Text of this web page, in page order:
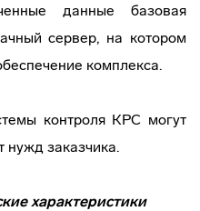
данные базовая
сервер, на котором
комплекса.
контроля КРС могут
нужд заказчика.
характеристики